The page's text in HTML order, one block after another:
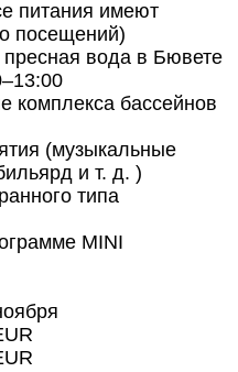
питания имеют
посещений)
вода в Бювете
комплекса бассейнов
(музыкальные
и т. д. )
типа
MINI